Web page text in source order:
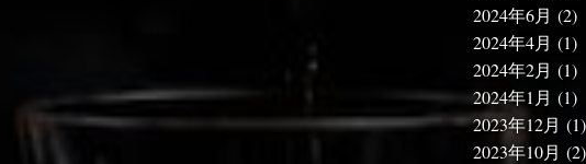
2024年6月 (2)
2024年4月 (1)
2024年2月 (1)
2024年1月 (1)
2023年12月 (1)
2023年10月 (2)